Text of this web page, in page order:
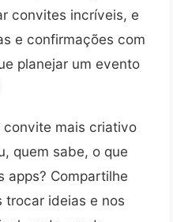
convites incríveis, e
e confirmações com
planejar um evento
convite mais criativo
quem sabe, o que
apps? Compartilhe
trocar ideias e nos